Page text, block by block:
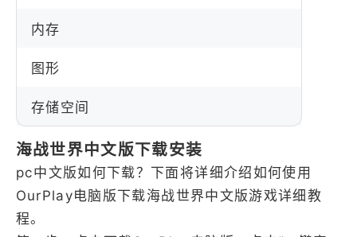
内存
图形
存储空间
海战世界中文版下载安装
pc中文版如何下载？下面将详细介绍如何使用
OurPlay电脑版下载海战世界中文版游戏详细教
程。